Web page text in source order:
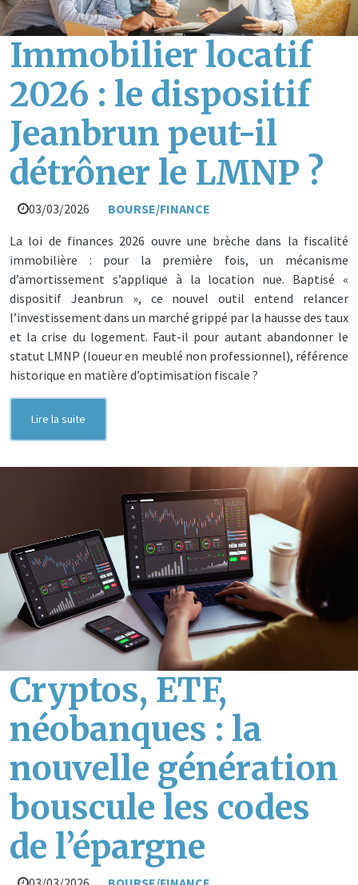
Immobilier locatif
2026 : le dispositif
Jeanbrun peut-il
détrôner le LMNP ?
03/03/2026
BOURSE/FINANCE
La loi de finances 2026 ouvre une brèche dans la fiscalité
immobilière : pour la première fois, un mécanisme
d’amortissement s’applique à la location nue. Baptisé «
dispositif Jeanbrun », ce nouvel outil entend relancer
l’investissement dans un marché grippé par la hausse des taux
et la crise du logement. Faut-il pour autant abandonner le
statut LMNP (loueur en meublé non professionnel), référence
historique en matière d’optimisation fiscale ?
Lire la suite
Cryptos, ETF,
néobanques : la
nouvelle génération
bouscule les codes
de l’épargne